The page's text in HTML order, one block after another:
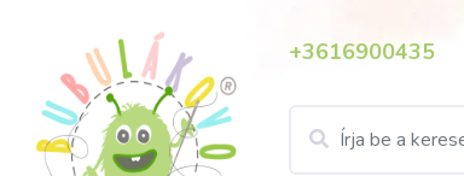
+3616900435